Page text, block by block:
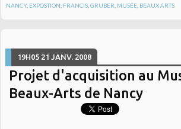
NANCY, EXPOSTION FRANCIS ,GRUBER MUSÉE BEAUX ARTS
19H05 21 JANV. 2008
Projet d'acquisition au
Beaux-Arts de Nancy